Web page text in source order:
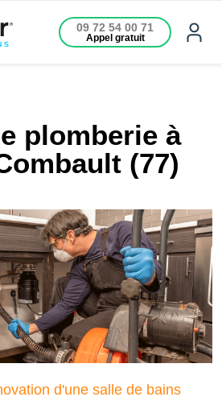
09 72 54 00 71
Appel gratuit
plomberie à
(77)
d'une salle de bains